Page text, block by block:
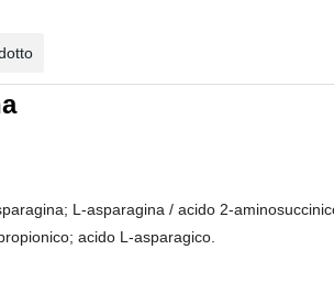
L-asparagina / acido 2-
acido L-asparagico.